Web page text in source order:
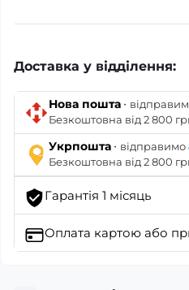
Доставка у відділення:
Нова пошта ·
Безкоштовна від 2 800
Укрпошта · відправимо
Безкоштовна від 2 800
Гарантія 1 місяць
Оплата картою або